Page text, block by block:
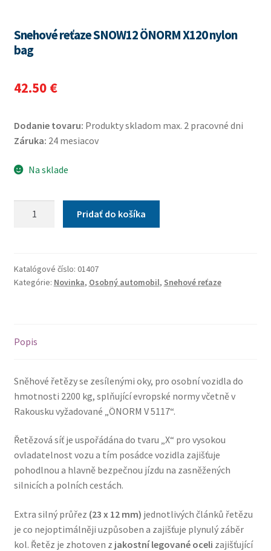
Snehové reťaze SNOW12 ÖNORM X120 nylon
bag
42.50 €
Dodanie tovaru: Produkty skladom max. 2 pracovné dni
Záruka: 24 mesiacov
Na sklade
ÖNORM
X120
Pridať do košíka
Katalógové číslo: 01407
Kategórie: Novinka, Osobný automobil, Snehové reťaze
Popis
Sněhové řetězy se zesílenými oky, pro osobní vozidla do
hmotnosti 2200 kg, splňující evropské normy včetně v
Rakousku vyžadované „ÖNORM V 5117“.
Řetězová síť je uspořádána do tvaru „X“ pro vysokou
ovladatelnost vozu a tím posádce vozidla zajišťuje
pohodlnou a hlavně bezpečnou jízdu na zasněžených
silnicích a polních cestách.
Extra silný průřez (23 x 12 mm) jednotlivých článků řetězu
je co nejoptimálněji uzpůsoben a zajišťuje plynulý záběr
kol. Řetěz je zhotoven z jakostní legované oceli zajišťující